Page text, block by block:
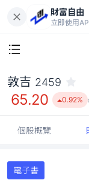
財富自由
立即使用
敦吉 2459
65.20 0.92%
個股概覽
電子書